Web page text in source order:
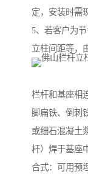
定，安装时需
5、若客户为
立柱间距等，
栏杆和基座相
脚扁铁、倒刺
或细石混凝土
杆）焊于基座
合式：可用预